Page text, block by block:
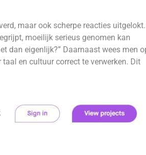
maar ook scherpe reacties uitgelokt.
moeilijk serieus genomen kan
dan eigenlijk?” Daarnaast wees men
en cultuur correct te verwerken. Dit